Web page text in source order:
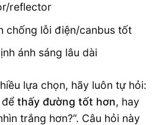
reflector
chống lỗi điện/canbus tốt
ánh sáng lâu dài
lựa chọn, hãy luôn tự hỏi:
để thấy đường tốt hơn, hay
trắng hơn?”. Câu hỏi này